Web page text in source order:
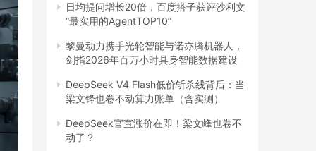
日均提问增长20倍，百度搭子获评沙利文
“最实用的AgentTOP10”
黎曼动力携手光轮智能与诺亦腾机器人，
剑指2026年百万小时具身智能数据建设
DeepSeek V4 Flash低价斩杀线背后：当
梁文锋也卷不动算力账单（含实测）
DeepSeek官宣涨价在即！梁文峰也卷不
动了？